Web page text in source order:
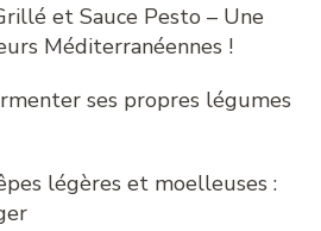
et Sauce Pesto – Une
Méditerranéennes !
ses propres légumes
légères et moelleuses :